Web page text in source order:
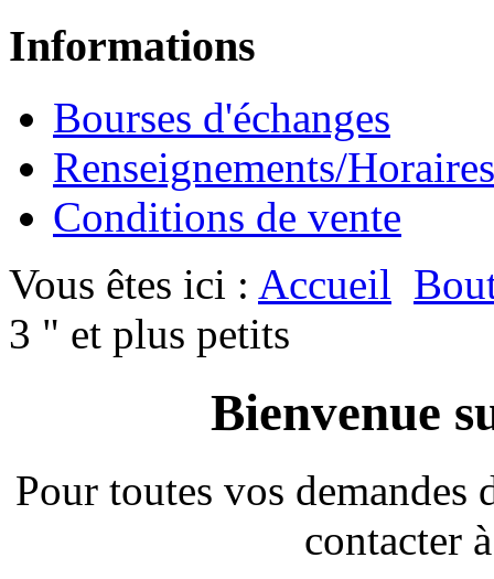
Informations
Bourses d'échanges
Renseignements/Horaires
Conditions de vente
Vous êtes ici : Accueil
3 " et plus petits
Bienvenue
Pour toutes vos
contacter